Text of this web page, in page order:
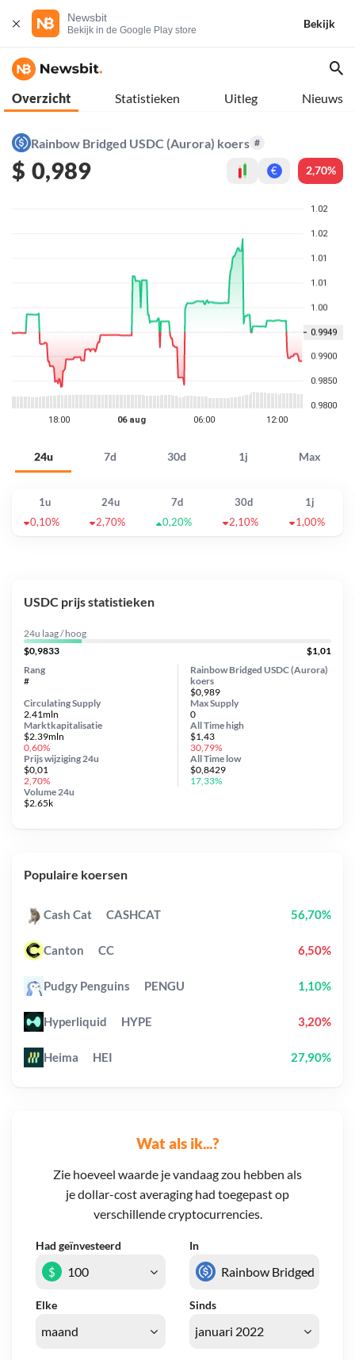
Newsbit
Bekijk in de Google Play store
Bekijk
Overzicht Statistieken Uitleg Nieuws
Rainbow Bridged USDC (Aurora) koers #
$ 0,989 € 2,70%
24u 7d 30d 1j Max
1u 24u 7d 30d
1j
0,10%
2,70% 0,20% 2,10% 1,00%
Wat als ik...?
Zie hoeveel waarde je vandaag zou hebben als
je dollar-cost averaging had toegepast op
verschillende cryptocurrencies.
Had geïnvesteerd In
Elke Sinds
$
USDC prijs statistieken
24u laag / hoog
$0,9833
$1,01
Rainbow Bridged USDC (Aurora)
koers
$0,989
Circulating Supply
2.41mln
Prijs wijziging 24u
$0,01
2,70%
Max Supply
0
Marktkapitalisatie
$2.39mln
0,60%
Volume 24u
$2.65k
Rang
#
All Timehigh
$1,43
30,79%
All Time low
$0,8429
17,33%
Populaire koersen
Cash Cat CASHCAT 56,70%
Canton CC 6,50%
Pudgy Penguins PENGU 1,10%
Hyperliquid HYPE 3,20%
Heima HEI 27,90%